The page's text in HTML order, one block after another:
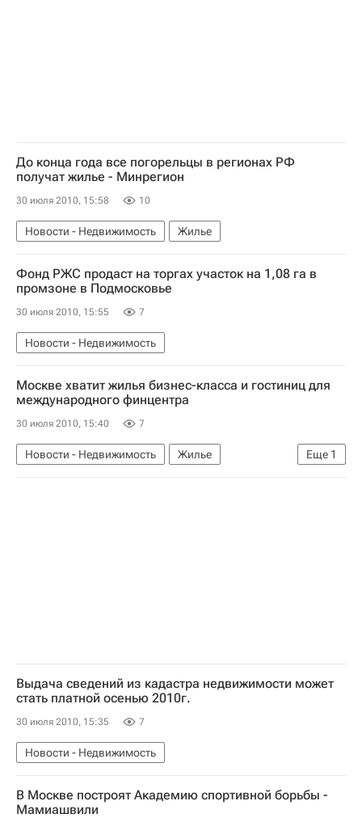
До конца года все погорельцы в регионах РФ
получат жилье - Минрегион
30 июля 2010, 15:58 10
Новости - Недвижимость Жилье
Фонд РЖС продаст на торгах участок на 1,08 га в
промзоне в Подмосковье
30 июля 2010, 15:55 7
Новости - Недвижимость
Москве хватит жилья бизнес-класса и гостиниц для
международного финцентра
30 июля 2010, 15:40 7
Еще 1
Новости - Недвижимость
Жилье
Коммерческая недвижимость
Выдача сведений из кадастра недвижимости может
стать платной осенью 2010г.
30 июля 2010, 15:35 7
Новости - Недвижимость
В Москве построят Академию спортивной борьбы -
Мамиашвили